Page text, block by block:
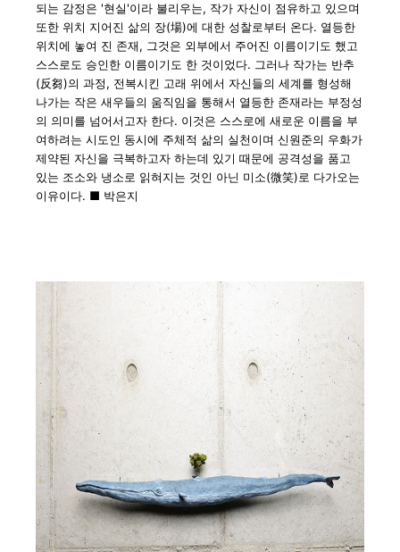
되는 감정은 '현실'이라 불리우는, 작가 자신이 점유하고 있으며
또한 위치 지어진 삶의 장(場)에 대한 성찰로부터 온다. 열등한
위치에 놓여 진 존재, 그것은 외부에서 주어진 이름이기도 했고
스스로도 승인한 이름이기도 한 것이었다. 그러나 작가는 반추
(反芻)의 과정, 전복시킨 고래 위에서 자신들의 세계를 형성해
나가는 작은 새우들의 움직임을 통해서 열등한 존재라는 부정성
의 의미를 넘어서고자 한다. 이것은 스스로에 새로운 이름을 부
여하려는 시도인 동시에 주체적 삶의 실천이며 신원준의 우화가
제약된 자신을 극복하고자 하는데 있기 때문에 공격성을 품고
있는 조소와 냉소로 읽혀지는 것인 아닌 미소(微笑)로 다가오는
이유이다. ■ 박은지